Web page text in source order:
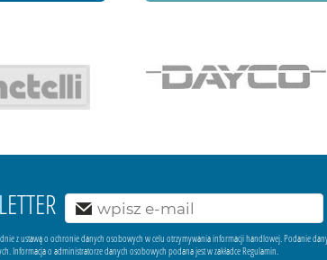
z ustawą o ochronie danych osobowych w celu otrzymywania informacji handlowej. Podanie
Informacja o administratorze danych osobowych podana jest w zakładce Regulamin.